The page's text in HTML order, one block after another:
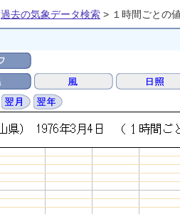
過去の気象データ検索 > １時間ごとの